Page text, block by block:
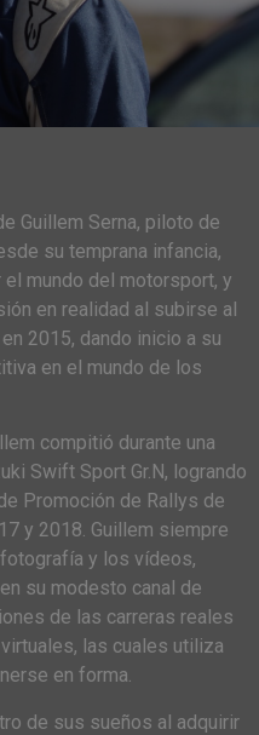
Guillem Serna, piloto de
su temprana infancia,
mundo del motorsport, y
en realidad al subirse al
2015, dando inicio a su
en el mundo de los
compitió durante una
Swift Sport Gr.N, logrando
Promoción de Rallys de
y 2018. Guillem siempre
y los vídeos,
su modesto canal de
de las carreras reales
las cuales utiliza
en forma.
de sus sueños al adquirir